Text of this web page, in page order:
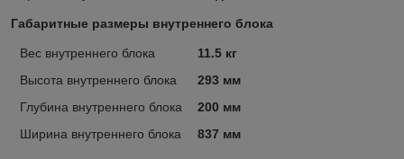
Габаритные размеры внутреннего блока
Вес внутреннего блока
11.5 кг
Высота внутреннего блока
293 мм
Глубина внутреннего блока
200 мм
Ширина внутреннего блока
837 мм